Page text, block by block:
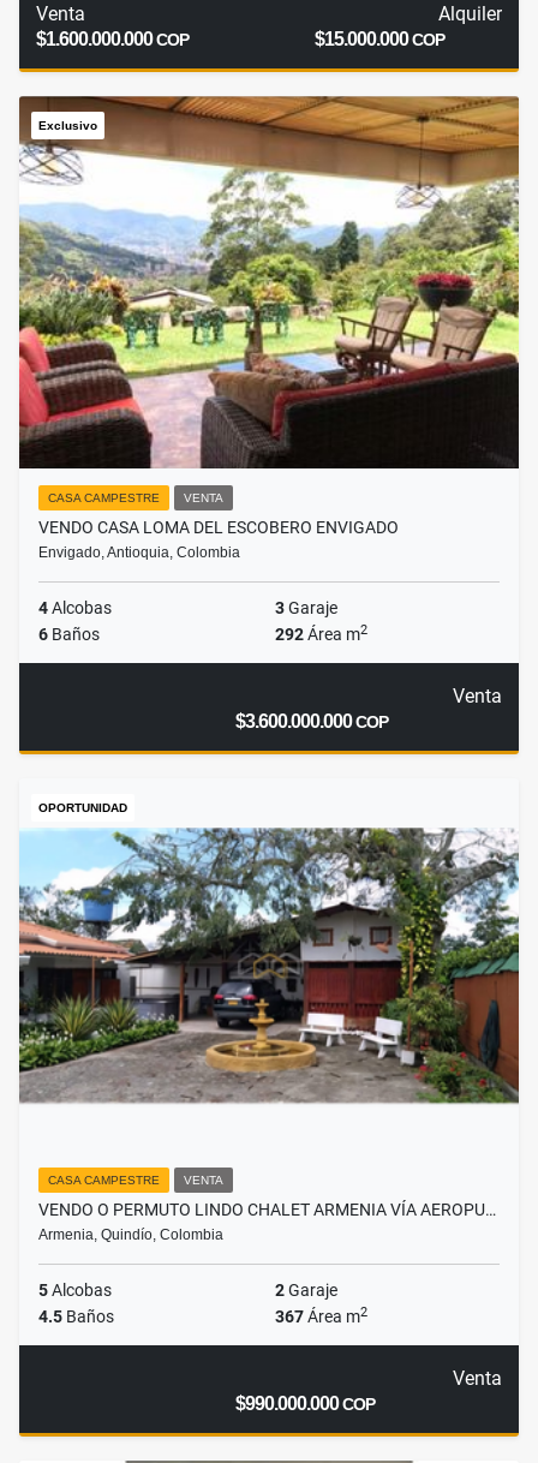
Venta
$1.600.000.000COP
Alquiler
$15.000.000COP
Exclusivo
CASA CAMPESTRE VENTA
VENDO CASA LOMA DEL ESCOBERO ENVIGADO
Envigado, Antioquia, Colombia
4Alcobas 3Garaje
6 Baños 292Área m2
Venta
$3.600.000.000COP
OPORTUNIDAD
CASA CAMPESTRE VENTA
VENDO O PERMUTO LINDO CHALET ARMENIA VÍA AEROPU…
Armenia, Quindío, Colombia
5Alcobas 2Garaje
4.5 Baños 367Área m2
Venta
$990.000.000COP